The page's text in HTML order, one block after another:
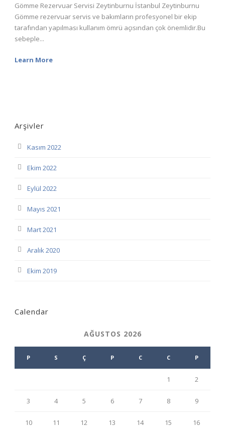
Gömme Rezervuar Servisi Zeytinburnu İstanbul Zeytinburnu
Gömme rezervuar servis ve bakımların profesyonel bir ekip
tarafından yapılması kullanım ömrü açısından çok önemlidir.Bu
sebeple...
Learn More
Arşivler
Kasım 2022
Ekim 2022
Eylül 2022
Mayıs 2021
Mart 2021
Aralık 2020
Ekim 2019
Calendar
AĞUSTOS 2026
P S Ç P C C P
1 2
3 4 5 6 7 8 9
10 11 12 13 14 15 16